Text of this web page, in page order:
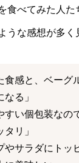
食べてみた人た
うな感想が多く
食感と、ベーグ
る」
すい個包装なの
リ」
やサラダにトッ